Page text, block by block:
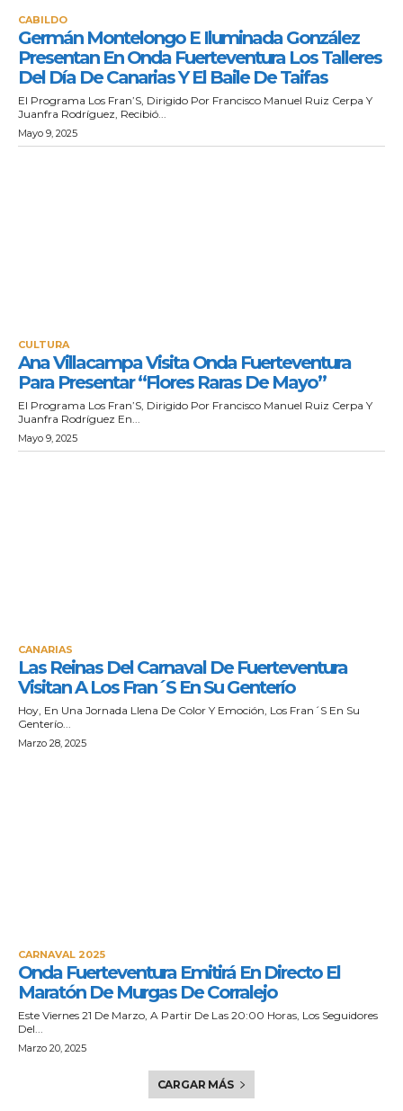
CABILDO
Germán Montelongo E Iluminada González
Presentan En Onda Fuerteventura Los Talleres
Del Día De Canarias Y El Baile De Taifas
El Programa Los Fran’S, Dirigido Por Francisco Manuel Ruiz Cerpa Y
Juanfra Rodríguez, Recibió...
Mayo 9, 2025
CULTURA
Ana Villacampa Visita Onda Fuerteventura
Para Presentar “Flores Raras De Mayo”
El Programa Los Fran’S, Dirigido Por Francisco Manuel Ruiz Cerpa Y
Juanfra Rodríguez En...
Mayo 9, 2025
CANARIAS
Las Reinas Del Carnaval De Fuerteventura
Visitan A Los Fran´S En Su Genterío
Hoy, En Una Jornada Llena De Color Y Emoción, Los Fran´S En Su
Genterío...
Marzo 28, 2025
CARNAVAL 2025
Onda Fuerteventura Emitirá En Directo El
Maratón De Murgas De Corralejo
Este Viernes 21 De Marzo, A Partir De Las 20:00 Horas, Los Seguidores
Del...
Marzo 20, 2025
CARGAR MÁS